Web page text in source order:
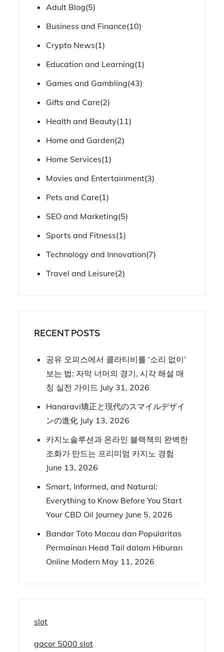
Adult Blog(5)
Business and Finance(10)
Crypto News(1)
Education and Learning(1)
Games and Gambling(43)
Gifts and Care(2)
Health and Beauty(11)
Home and Garden(2)
Home Services(1)
Movies and Entertainment(3)
Pets and Care(1)
SEO and Marketing(5)
Sports and Fitness(1)
Technology and Innovation(7)
Travel and Leisure(2)
RECENT POSTS
공유 오피스에서 콜라티비를 ‘소리 없이’
보는 법: 자막 너머의 경기, 시각 해설 매
칭 실전 가이드 July 31, 2026
Hanaravi矯正と現代のスマイルデザイ
ンの進化 July 13, 2026
카지노솔루션과 온라인 블랙잭의 완벽한
조화가 만드는 프리미엄 카지노 경험
June 13, 2026
Smart, Informed, and Natural:
Everything to Know Before You Start
Your CBD Oil Journey June 5, 2026
Bandar Toto Macau dan Popularitas
Permainan Head Tail dalam Hiburan
Online Modern May 11, 2026
slot
gacor 5000 slot